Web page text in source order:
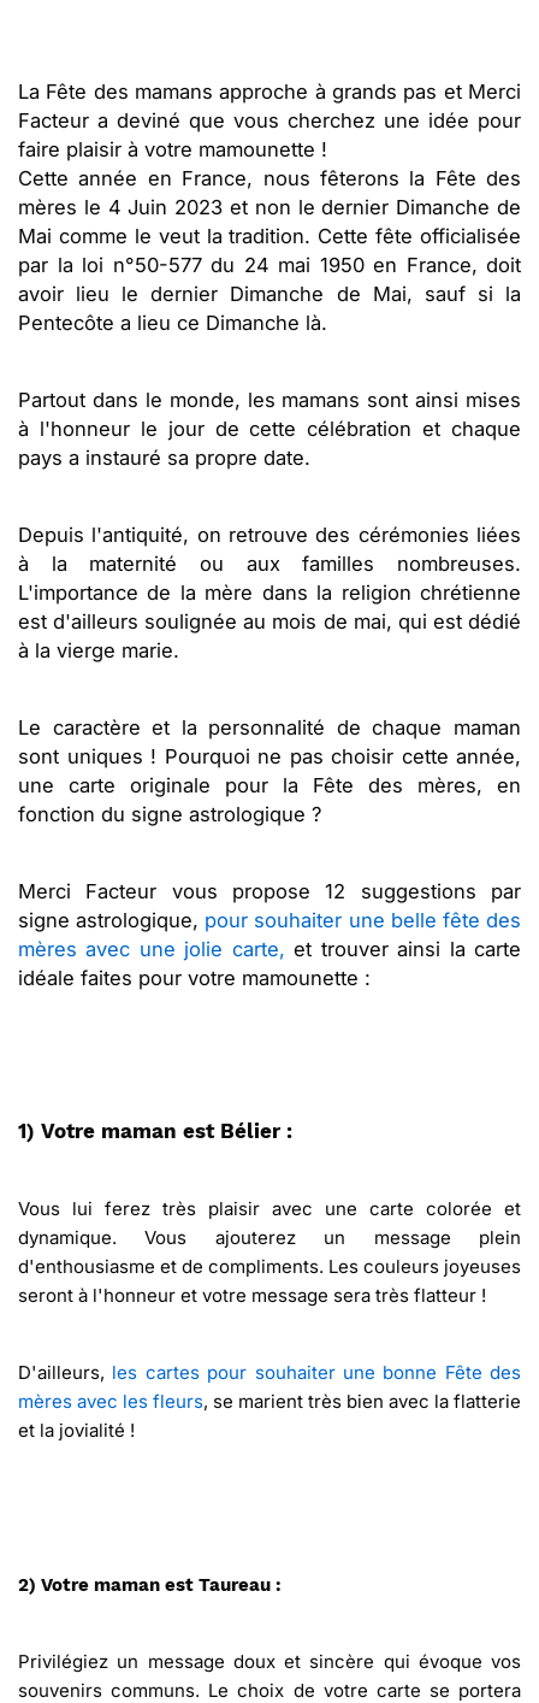
La Fête des mamans approche à grands pas et Merci
Facteur a deviné que vous cherchez une idée pour
faire plaisir à votre mamounette !
Cette année en France, nous fêterons la Fête des
mères le 4 Juin 2023 et non le dernier Dimanche de
Mai comme le veut la tradition. Cette fête officialisée
par la loi n°50-577 du 24 mai 1950 en France, doit
avoir lieu le dernier Dimanche de Mai, sauf si la
Pentecôte a lieu ce Dimanche là.
Partout dans le monde, les mamans sont ainsi mises
à l'honneur le jour de cette célébration et chaque
pays a instauré sa propre date.
Depuis l'antiquité, on retrouve des cérémonies liées
à la maternité ou aux familles nombreuses.
L'importance de la mère dans la religion chrétienne
est d'ailleurs soulignée au mois de mai, qui est dédié
à la vierge marie.
Le caractère et la personnalité de chaque maman
sont uniques ! Pourquoi ne pas choisir cette année,
une carte originale pour la Fête des mères, en
fonction du signe astrologique ?
Merci Facteur vous propose 12 suggestions par
signe astrologique, pour souhaiter une belle fête des
mères avec une jolie carte,et trouver ainsi la carte
idéale faites pour votre mamounette :
1) Votre maman est Bélier :
Vous lui ferez très plaisir avec une carte colorée et
dynamique. Vous ajouterez un message plein
d'enthousiasme et de compliments. Les couleurs joyeuses
seront à l'honneur et votre message sera très flatteur !
D'ailleurs, les cartes pour souhaiter une bonne Fête des
mères avec les fleurs, se marient très bien avec la flatterie
et la jovialité !
2) Votre maman est Taureau :
Privilégiez un message doux et sincère qui évoque vos
souvenirs communs. Le choix de votre carte se portera